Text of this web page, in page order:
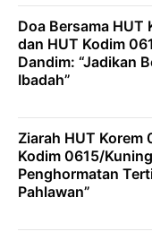
Doa Bersama HUT
dan HUT Kodim
Dandim: “Jadikan
Ibadah”
Ziarah HUT Korem
Kodim 0615/
Penghormatan
Pahlawan”